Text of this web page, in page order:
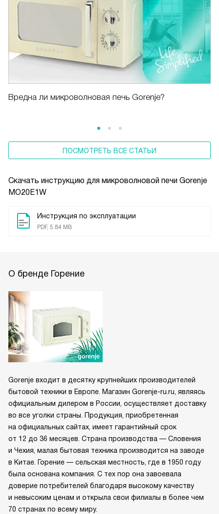
Скачать инструкцию для микроволновой печи Gorenje
MO20E1W
Инструкция по эксплуатации
PDF, 5.84 MB
Вредна ли микроволновая печь Gorenje?
ПОСМОТРЕТЬ ВСЕ СТАТЬИ
О бренде Горение
Gorenje входит в десятку крупнейших производителей
бытовой техники в Европе. Магазин Gorenje-ru.ru, являясь
официальным дилером в России, осуществляет доставку
во все уголки страны. Продукция, приобретенная
на официальных сайтах, имеет гарантийный срок
от 12 до 36 месяцев. Страна производства — Словения
и Чехия, малая бытовая техника производится на заводе
в Китае. Горение — сельская местность, где в 1950 году
была основана компания. С тех пор она завоевала
доверие потребителей благодаря высокому качеству
и невысоким ценам и открыла свои филиалы в более чем
70 странах по всему миру.